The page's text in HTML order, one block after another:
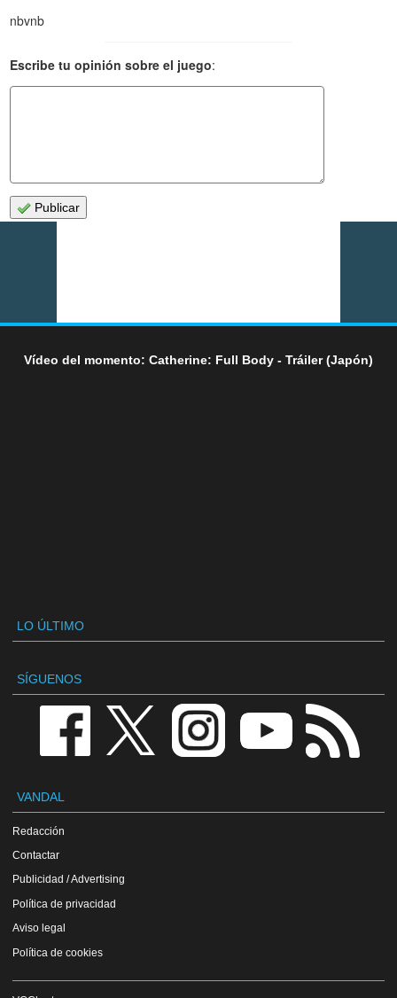
nbvnb
Escribe tu opinión sobre el juego:
Publicar
Vídeo del momento: Catherine: Full Body - Tráiler (Japón)
LO ÚLTIMO
SÍGUENOS
VANDAL
Redacción
Contactar
Publicidad / Advertising
Política de privacidad
Aviso legal
Política de cookies